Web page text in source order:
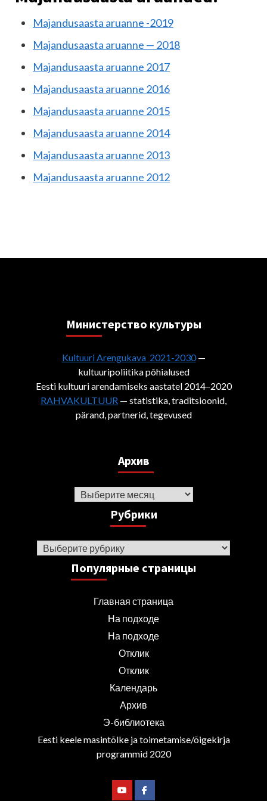
Majandusaasta aruanne -2019
Majandusaasta aruanne — 2018
Majandusaasta aruanne 2017
Majandusaasta aruanne 2016
Majandusaasta aruanne 2015
Majandusaasta aruanne 2014
Majandusaasta aruanne 2013
Majandusaasta aruanne 2012
Министерствo культуры
Kultuuri Arengukava 2021-2030—
kultuuripoliitika põhialused
Eesti kultuuri arendamiseks aastatel 2014–2020
RAHVAKULTUUR — statistika, traditsioonid,
pärand, partnerid, tegevused
Архив
Архив
Рубрики
Рубрики
Популярные страницы
Главная страница
На подходе
На подходе
Отклик
Отклик
Календарь
Архив
Э-библиотека
Eesti keele masintõlke ja toimetamise/õigekirja
programmid 2020